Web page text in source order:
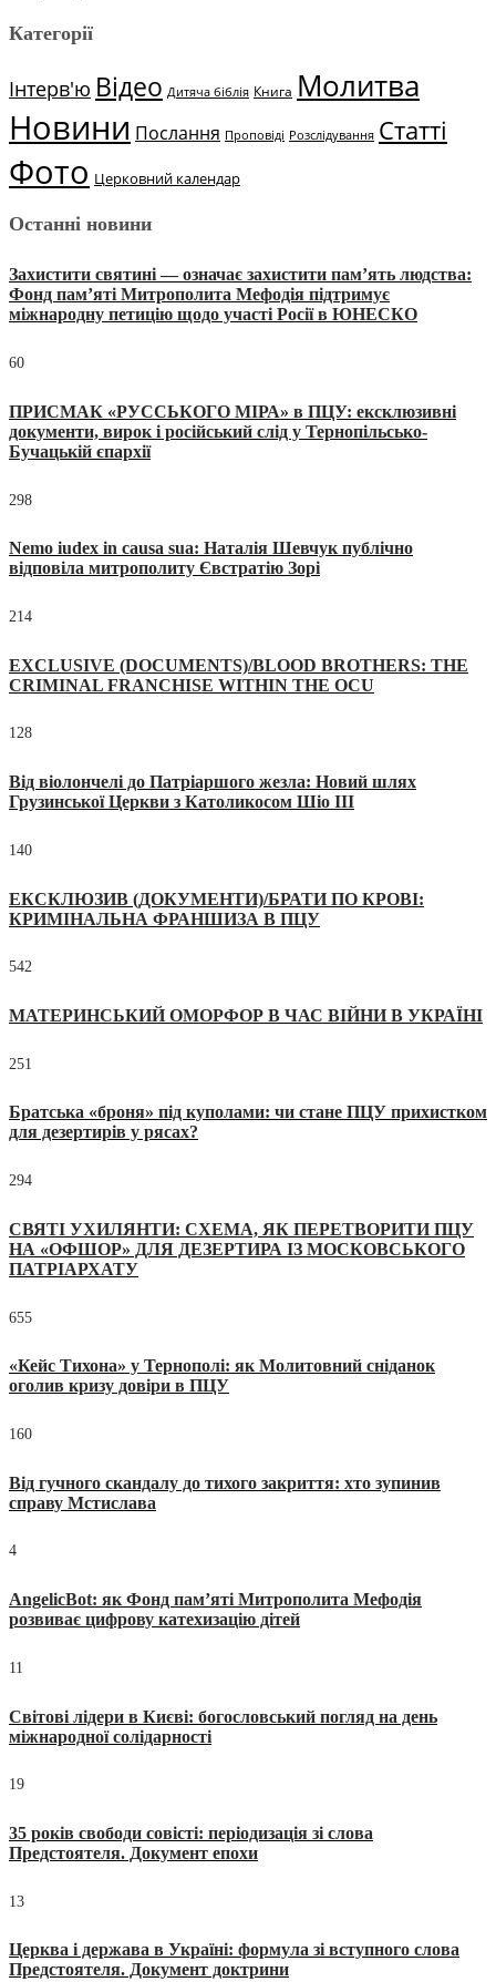
Категорії
Інтерв'ю Відео Дитяча біблія Книга Молитва
Новини Послання Проповіді Розслідування Статті
Фото Церковний календар
Останні новини
Захистити святині — означає захистити пам’ять людства:
Фонд пам’яті Митрополита Мефодія підтримує
міжнародну петицію щодо участі Росії в ЮНЕСКО
60
ПРИСМАК «РУССЬКОГО МІРА» в ПЦУ: ексклюзивні
документи, вирок і російський слід у Тернопільсько-
Бучацькій єпархії
298
Nemo iudex in causa sua: Наталія Шевчук публічно
відповіла митрополиту Євстратію Зорі
214
EXCLUSIVE (DOCUMENTS)/BLOOD BROTHERS: THE
CRIMINAL FRANCHISE WITHIN THE OCU
128
Від віолончелі до Патріаршого жезла: Новий шлях
Грузинської Церкви з Католикосом Шіо III
140
ЕКСКЛЮЗИВ (ДОКУМЕНТИ)/БРАТИ ПО КРОВІ:
КРИМІНАЛЬНА ФРАНШИЗА В ПЦУ
542
МАТЕРИНСЬКИЙ ОМОРФОР В ЧАС ВІЙНИ В УКРАЇНІ
251
Братська «броня» під куполами: чи стане ПЦУ прихистком
для дезертирів у рясах?
294
СВЯТІ УХИЛЯНТИ: СХЕМА, ЯК ПЕРЕТВОРИТИ ПЦУ
НА «ОФШОР» ДЛЯ ДЕЗЕРТИРА ІЗ МОСКОВСЬКОГО
ПАТРІАРХАТУ
655
«Кейс Тихона» у Тернополі: як Молитовний сніданок
оголив кризу довіри в ПЦУ
160
Від гучного скандалу до тихого закриття: хто зупинив
справу Мстислава
4
AngelicBot: як Фонд пам’яті Митрополита Мефодія
розвиває цифрову катехизацію дітей
11
Світові лідери в Києві: богословський погляд на день
міжнародної солідарності
19
35 років свободи совісті: періодизація зі слова
Предстоятеля. Документ епохи
13
Церква і держава в Україні: формула зі вступного слова
Предстоятеля. Документ доктрини